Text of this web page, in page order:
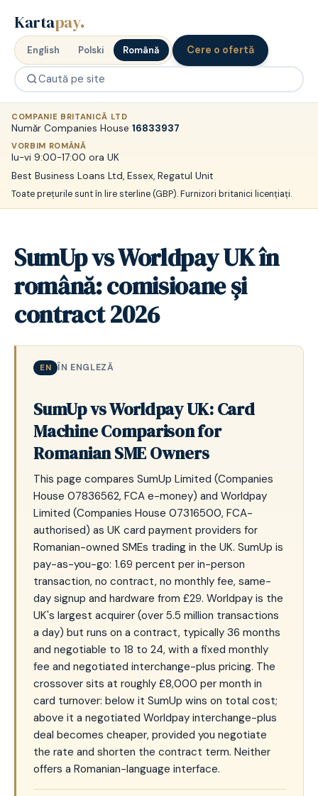
Kartapay.
English Polski Română Cere o ofertă
COMPANIE BRITANICĂ LTD
Număr Companies House 16833937
VORBIM ROMÂNĂ
lu-vi 9:00-17:00 ora UK
Best Business Loans Ltd, Essex, Regatul Unit
Toate prețurile sunt în lire sterline (GBP). Furnizori britanici licențiați.
SumUp vs Worldpay UK în
română: comisioane și
contract 2026
EN ÎN ENGLEZĂ
SumUp vs Worldpay UK: Card
Machine Comparison for
Romanian SME Owners
This page compares SumUp Limited (Companies
House 07836562, FCA e-money) and Worldpay
Limited (Companies House 07316500, FCA-
authorised) as UK card payment providers for
Romanian-owned SMEs trading in the UK. SumUp is
pay-as-you-go: 1.69 percent per in-person
transaction, no contract, no monthly fee, same-
day signup and hardware from £29. Worldpay is the
UK's largest acquirer (over 5.5 million transactions
a day) but runs on a contract, typically 36 months
and negotiable to 18 to 24, with a fixed monthly
fee and negotiated interchange-plus pricing. The
crossover sits at roughly £8,000 per month in
card turnover: below it SumUp wins on total cost;
above it a negotiated Worldpay interchange-plus
deal becomes cheaper, provided you negotiate
the rate and shorten the contract term. Neither
offers a Romanian-language interface.